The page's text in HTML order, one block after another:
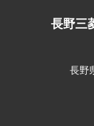
長野三
長野